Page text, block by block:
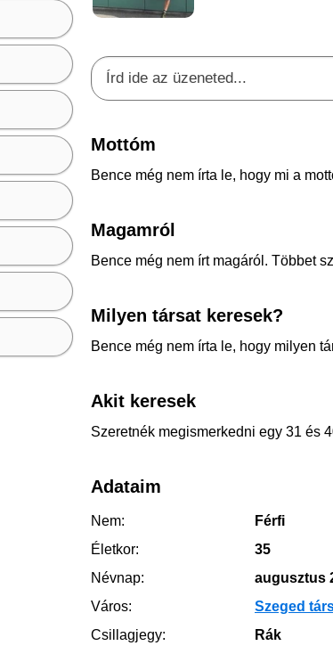
Mottóm
Bence még nem írta le, hogy mi a
Magamról
Bence még nem írt magáról. Többet
Milyen társat keresek?
Bence még nem írta le, hogy milyen
Akit keresek
Szeretnék megismerkedni egy 31 és
Adataim
Nem:
Férfi
Életkor:
35
Névnap:
augusztus
Város:
Szeged
Csillagjegy:
Rák